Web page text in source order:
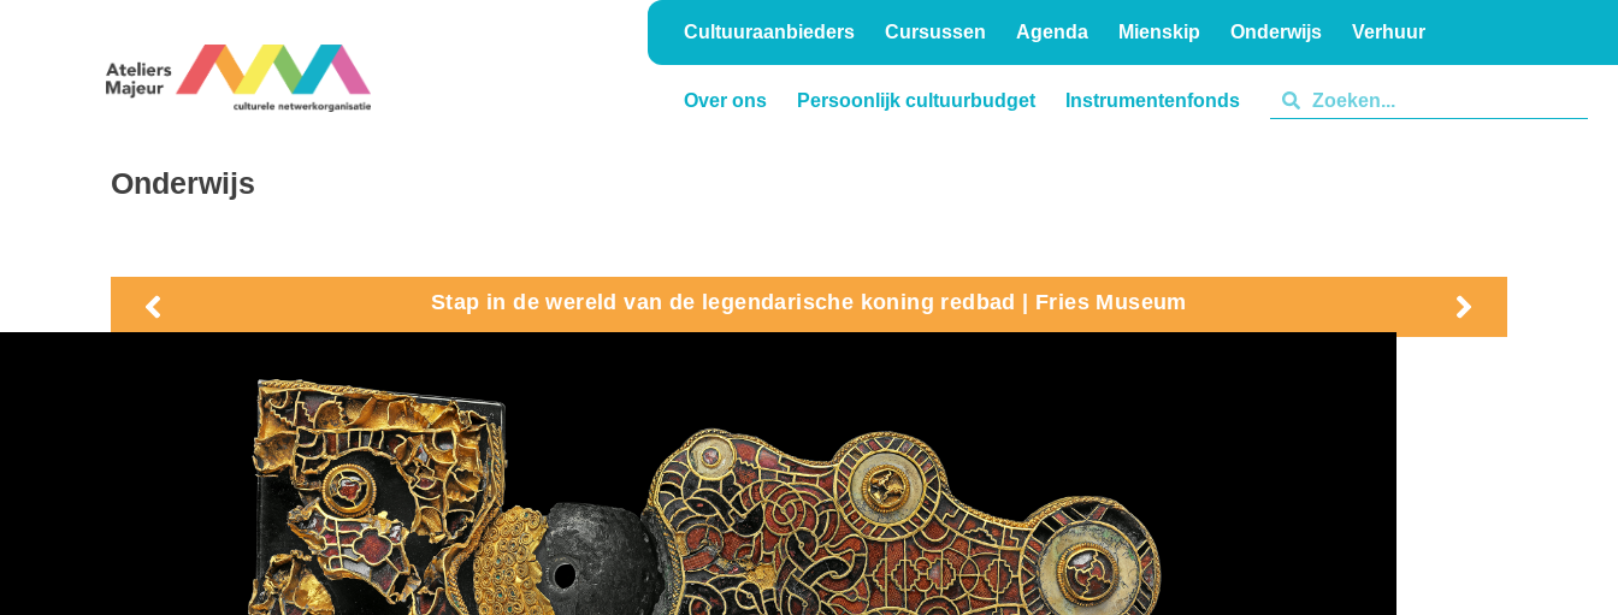
Cultuuraanbieders Cursussen Agenda Mienskip Onderwijs Verhuur
Over ons Persoonlijk cultuurbudget
Instrumentenfonds
Onderwijs
Stap in de wereld van de legendarische koning redbad | Fries Museum